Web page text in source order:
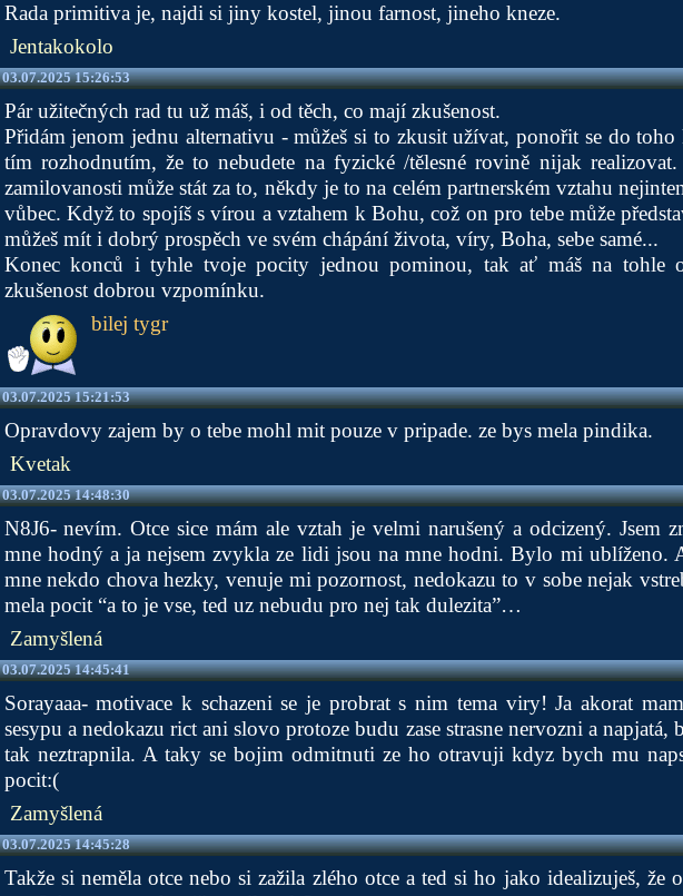
Rada primitiva je, najdi si jiny kostel, jinou farnost, jineho kneze.
Jentakokolo
03.07.2025 15:26:53
Pár užitečných rad tu už máš, i od těch, co mají zkušenost.
Přidám jenom jednu alternativu - můžeš si to zkusit užívat, ponořit se do
tím rozhodnutím, že to nebudete na fyzické /tělesné rovině nijak
zamilovanosti může stát za to, někdy je to na celém partnerském vztahu
vůbec. Když to spojíš s vírou a vztahem k Bohu, což on pro tebe může
můžeš mít i dobrý prospěch ve svém chápání života, víry, Boha, sebe samé...
Konec konců i tyhle tvoje pocity jednou pominou, tak ať máš na tohle
zkušenost dobrou vzpomínku.
bilej tygr
03.07.2025 15:21:53
Opravdovy zajem by o tebe mohl mit pouze v pripade. ze bys mela pindika.
Kvetak
03.07.2025 14:48:30
N8J6- nevím. Otce sice mám ale vztah je velmi narušený a odcizený. Jsem
mne hodný a ja nejsem zvykla ze lidi jsou na mne hodni. Bylo mi ublíženo.
mne nekdo chova hezky, venuje mi pozornost, nedokazu to v sobe nejak
mela pocit “a to je vse, ted uz nebudu pro nej tak dulezita”…
Zamyšlená
03.07.2025 14:45:41
Sorayaaa- motivace k schazeni se je probrat s nim tema viry! Ja akorat
sesypu a nedokazu rict ani slovo protoze budu zase strasne nervozni a napjatá,
tak neztrapnila. A taky se bojim odmitnuti ze ho otravuji kdyz bych mu
pocit:(
Zamyšlená
03.07.2025 14:45:28
Takže si neměla otce nebo si zažila zlého otce a ted si ho jako idealizuješ, že